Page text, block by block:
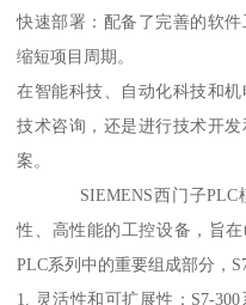
快速部署：配备了完善的软
缩短项目周期。
在智能科技、自动化科技和
技术咨询，还是进行技术开
案。
SIEMENS西门子PLC模
性、高性能的工控设备，旨
PLC系列中的重要组成部分，
1. 灵活性和可扩展性：S7-